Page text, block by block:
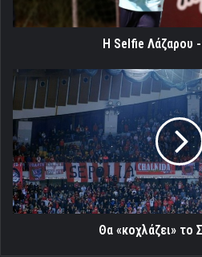
H Selfie Λάζαρου
Θα
«κοχλάζει»
το
ΣΕΦ
(Video)
Θα «κοχλάζει» το